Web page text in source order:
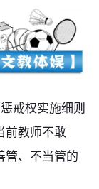
戒权实施细则
前教师不敢
管、不当管的